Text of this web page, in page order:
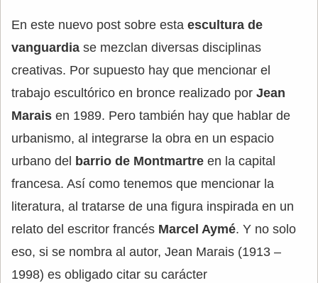
En este nuevo post sobre esta escultura de
vanguardia se mezclan diversas disciplinas
creativas. Por supuesto hay que mencionar el
trabajo escultórico en bronce realizado por Jean
Marais en 1989. Pero también hay que hablar de
urbanismo, al integrarse la obra en un espacio
urbano del barrio de Montmartre en la capital
francesa. Así como tenemos que mencionar la
literatura, al tratarse de una figura inspirada en un
relato del escritor francés Marcel Aymé. Y no solo
eso, si se nombra al autor, Jean Marais (1913 –
1998) es obligado citar su carácter